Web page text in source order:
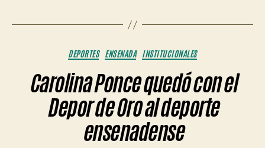
Categorías
DEPORTES ENSENADA INSTITUCIONALES
Carolina Ponce quedó con el
Depor de Oro al deporte
ensenadense